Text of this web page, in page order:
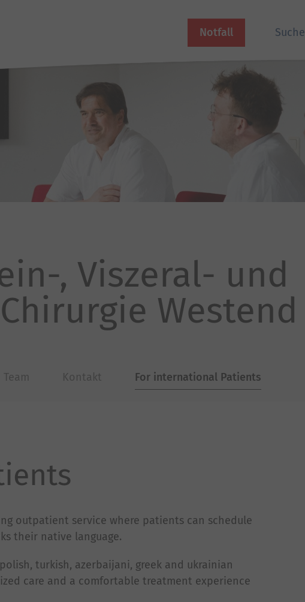
Notfall Suche
, Viszeral- und
Westend
Team Kontakt For international Patients
outpatient service where patients can schedule
their native language.
turkish, azerbaijani, greek and ukrainian
care and a comfortable treatment experience